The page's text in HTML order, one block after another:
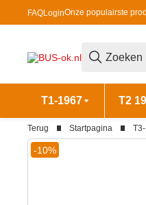
FAQLoginOnze populairste
T1-1967 T2
Terug Startpagina
-10%